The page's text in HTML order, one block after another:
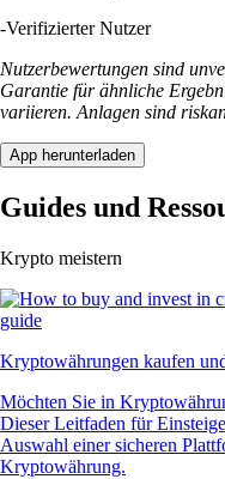
-Verifizierter Nutzer
Nutzerbewertungen sind
Garantie für ähnliche
variieren. Anlagen sind
App herunterladen
Guides und
Krypto meistern
Kryptowährungen kaufen
Möchten Sie in
Dieser Leitfaden für
Auswahl einer sicheren
Kryptowährung.